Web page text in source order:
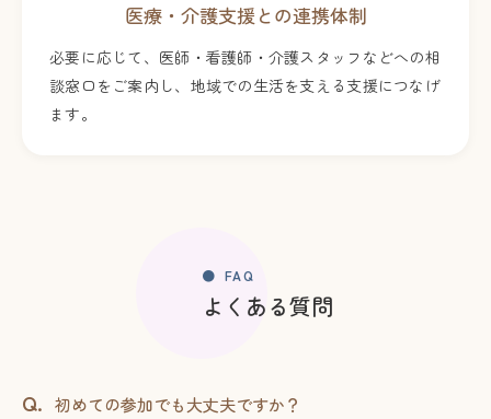
医療・介護支援との連携体制
必要に応じて、医師・看護師・介護スタッフなどへの相
談窓口をご案内し、地域での生活を支える支援につなげ
ます。
FAQ
よくある質問
Q. 初めての参加でも大丈夫ですか？